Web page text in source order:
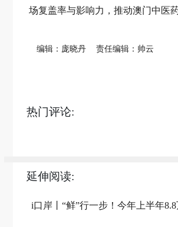
场复盖率与影响力，推动澳门中医
编辑：庞晓丹 责任编辑：帅云
热门评论:
延伸阅读:
i口岸丨“鲜”行一步！今年上半年